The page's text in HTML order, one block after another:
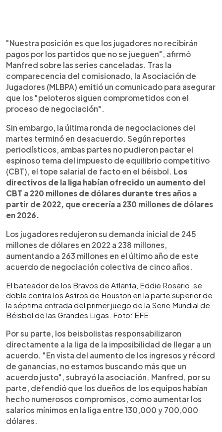
"Nuestra posición es que los jugadores no recibirán
pagos por los partidos que no se jueguen", afirmó
Manfred sobre las series canceladas. Tras la
comparecencia del comisionado, la Asociación de
Jugadores (MLBPA) emitió un comunicado para asegurar
que los "peloteros siguen comprometidos con el
proceso de negociación".
Sin embargo, la última ronda de negociaciones del
martes terminó en desacuerdo. Según reportes
periodísticos, ambas partes no pudieron pactar el
espinoso tema del impuesto de equilibrio competitivo
(CBT), el tope salarial de facto en el béisbol. Los
directivos de la liga habían ofrecido un aumento del
CBT a 220 millones de dólares durante tres años a
partir de 2022, que crecería a 230 millones de dólares
en 2026.
Los jugadores redujeron su demanda inicial de 245
millones de dólares en 2022 a 238 millones,
aumentando a 263 millones en el último año de este
acuerdo de negociación colectiva de cinco años.
El bateador de los Bravos de Atlanta, Eddie Rosario, se
dobla contra los Astros de Houston en la parte superior de
la séptima entrada del primer juego de la Serie Mundial de
Béisbol de las Grandes Ligas. Foto: EFE
Por su parte, los beisbolistas responsabilizaron
directamente a la liga de la imposibilidad de llegar a un
acuerdo. "En vista del aumento de los ingresos y récord
de ganancias, no estamos buscando más que un
acuerdo justo", subrayó la asociación. Manfred, por su
parte, defendió que los dueños de los equipos habían
hecho numerosos compromisos, como aumentar los
salarios mínimos en la liga entre 130,000 y 700,000
dólares.